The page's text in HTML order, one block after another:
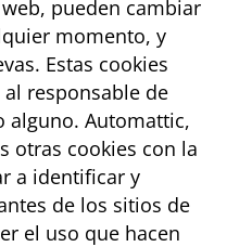
pueden cambiar
momento, y
Estas cookies
responsable de
alguno. Automattic,
otras cookies con la
a identificar y
de los sitios de
el uso que hacen